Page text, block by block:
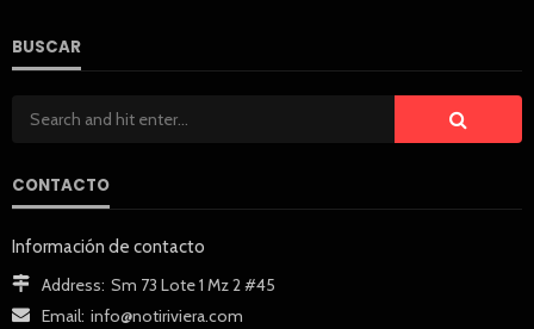
BUSCAR
CONTACTO
Información de contacto
Address: Sm 73 Lote 1 Mz 2 #45
Email: info@notiriviera.com